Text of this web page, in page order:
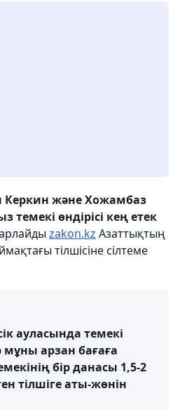
және Хожамбаз
темекі өндірісі кең етек
zakon.kz Азаттықтың
тілшісіне сілтеме
ауласында темекі
мұны арзан бағаға
бір данасы 1,5-2
тілшіге аты-жөнін